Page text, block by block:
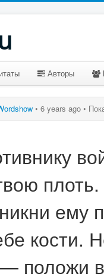
Авторы
• 6 years ago •
ему
кости.
— положи